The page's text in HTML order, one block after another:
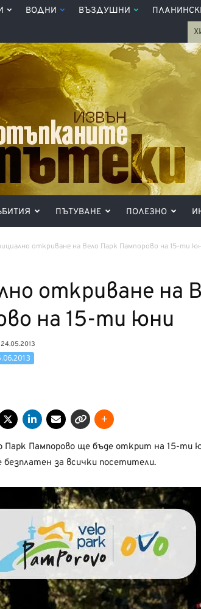
ВОДНИ ВЪЗДУШНИ
ПЪТУВАНЕ ПОЛЕЗНО
откриване на Вело Парк Пампорово на 15-ти
откриване на
на 15-ти юни
24.05.2013
Парк Пампорово ще бъде открит на 15-ти
безплатен за всички посетители.